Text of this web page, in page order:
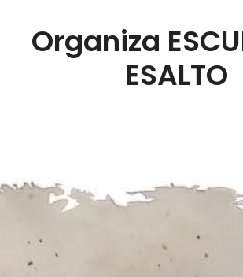
Organiza
ESALTO